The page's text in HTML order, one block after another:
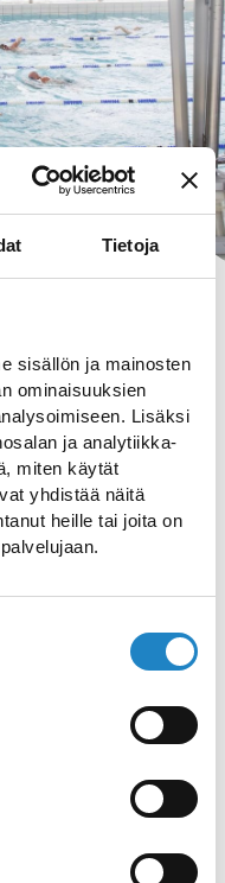
Tietoja
sisällön ja mainosten
ominaisuuksien
Lisäksi
ja analytiikka-
miten käytät
yhdistää näitä
heille tai joita on
von Imatra